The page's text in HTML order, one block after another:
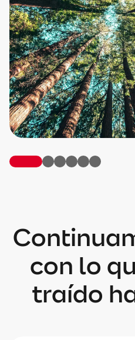
con lo
traído